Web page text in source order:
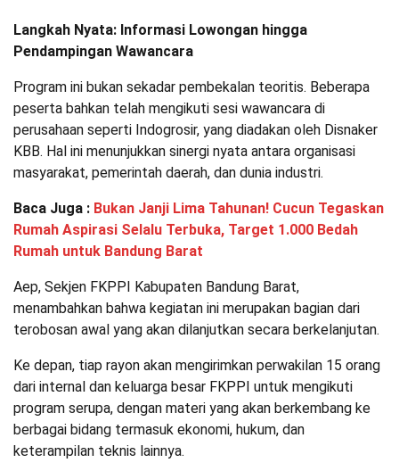
Langkah Nyata: Informasi Lowongan hingga
Pendampingan Wawancara
Program ini bukan sekadar pembekalan teoritis. Beberapa
peserta bahkan telah mengikuti sesi wawancara di
perusahaan seperti Indogrosir, yang diadakan oleh Disnaker
KBB. Hal ini menunjukkan sinergi nyata antara organisasi
masyarakat, pemerintah daerah, dan dunia industri.
Baca Juga : Bukan Janji Lima Tahunan! Cucun Tegaskan
Rumah Aspirasi Selalu Terbuka, Target 1.000 Bedah
Rumah untuk Bandung Barat
Aep, Sekjen FKPPI Kabupaten Bandung Barat,
menambahkan bahwa kegiatan ini merupakan bagian dari
terobosan awal yang akan dilanjutkan secara berkelanjutan.
Ke depan, tiap rayon akan mengirimkan perwakilan 15 orang
dari internal dan keluarga besar FKPPI untuk mengikuti
program serupa, dengan materi yang akan berkembang ke
berbagai bidang termasuk ekonomi, hukum, dan
keterampilan teknis lainnya.